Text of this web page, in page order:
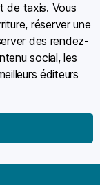
de taxis. Vous
réserver une
des rendez-
social, les
éditeurs